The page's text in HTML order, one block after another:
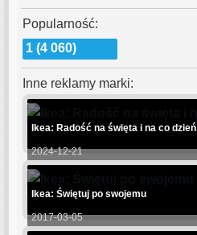
Popularność:
1 (4 060)
Inne reklamy marki:
Ikea: Radość na święta i na co dzień
2024-12-21
Ikea: Świętuj po swojemu
2017-03-05